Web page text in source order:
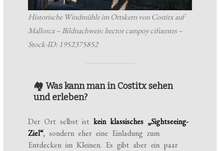
Historische Windmühle im Ortskern von Costitx auf
Mallorca – Bildnachweis: hector campoy cifuentes –
Stock-ID: 1952375852
🏘️ Was kann man in Costitx sehen
und erleben?
Der Ort selbst istkein klassisches „Sightseeing-
Ziel“, sondern eher eine Einladung zum
Entdecken im Kleinen. Es gibt aber ein paar